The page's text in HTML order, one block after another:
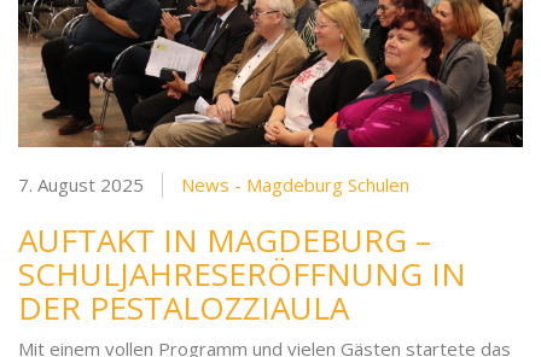
7. August 2025 News - Magdeburg Schulen
AUFTAKT IN MAGDEBURG –
SCHULJAHRESERÖFFNUNG IN
DER PESTALOZZIAULA
Mit einem vollen Programm und vielen Gästen startete das